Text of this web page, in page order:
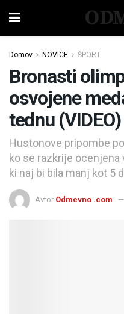
Domov NOVICE ŠPORT
Bronasti
osvojene
tednu (VIDEO)
Hustonove pripombe
ko se razkrije
ki naj bi bila manj kot 5
Avtor Odmevno .com